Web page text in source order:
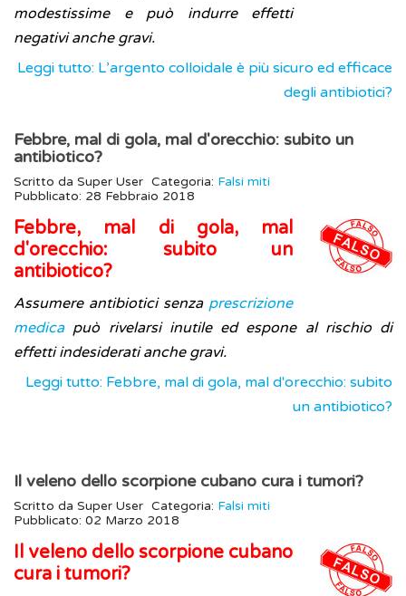
modestissime e può indurre effetti
negativi anche gravi.
Leggi tutto: L’argento colloidale è più sicuro ed efficace
degli antibiotici?
Febbre, mal di gola, mal d'orecchio: subito un
antibiotico?
Scritto da Super User Categoria: Falsi miti
Pubblicato: 28 Febbraio 2018
Febbre, mal di gola, mal
d'orecchio: subito un
antibiotico?
Assumere antibiotici senza prescrizione
medicapuò rivelarsi inutile ed espone al rischio di
effetti indesiderati anche gravi.
Leggi tutto: Febbre, mal di gola, mal d'orecchio: subito
un antibiotico?
Il veleno dello scorpione cubano cura i tumori?
Scritto da Super User Categoria: Falsi miti
Pubblicato: 02 Marzo 2018
Il veleno dello scorpione cubano
cura i tumori?